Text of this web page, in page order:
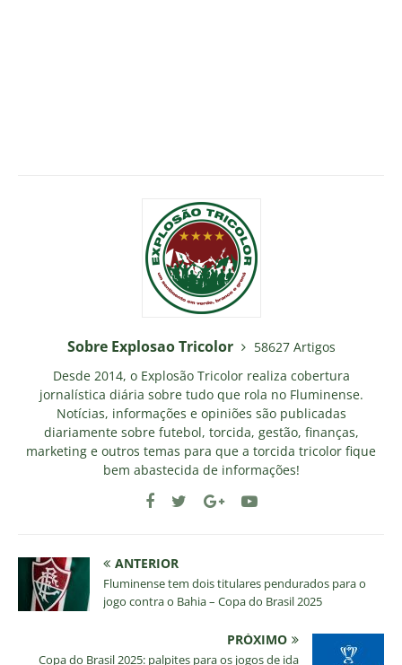
Sobre Explosao Tricolor
58627 Artigos
Desde 2014, o Explosão Tricolor realiza cobertura
jornalística diária sobre tudo que rola no Fluminense.
Notícias, informações e opiniões são publicadas
diariamente sobre futebol, torcida, gestão, finanças,
marketing e outros temas para que a torcida tricolor fique
bem abastecida de informações!
ANTERIOR
Fluminense tem dois titulares pendurados para o
jogo contra o Bahia – Copa do Brasil 2025
PRÓXIMO
Copa do Brasil 2025: palpites para os jogos de ida